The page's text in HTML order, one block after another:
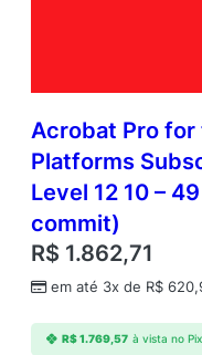
Acrobat Pro for
Platforms
Level 12 10 –
commit)
R$ 1.862,71
em até 3x de R$
R$1.769,57 à vista no